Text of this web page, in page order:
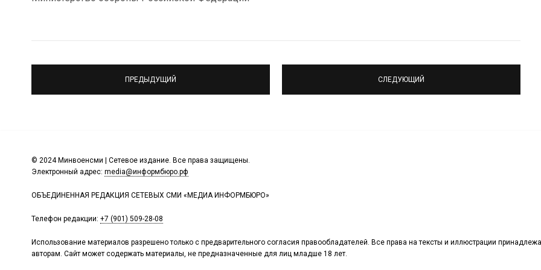
ПРЕДЫДУЩИЙ СЛЕДУЮЩИЙ
© 2024 Минвоенсми | Сетевое издание. Все права защищены.
Электронный адрес: media@информбюро.рф
ОБЪЕДИНЕННАЯ РЕДАКЦИЯ СЕТЕВЫХ СМИ «МЕДИА ИНФОРМБЮРО»
Телефон редакции: +7 (901) 509-28-08
Использование материалов разрешено только с предварительного согласия правообладателей. Все права на тексты и иллюстрации
авторам. Сайт может содержать материалы, не предназначенные для лиц младше 18 лет.